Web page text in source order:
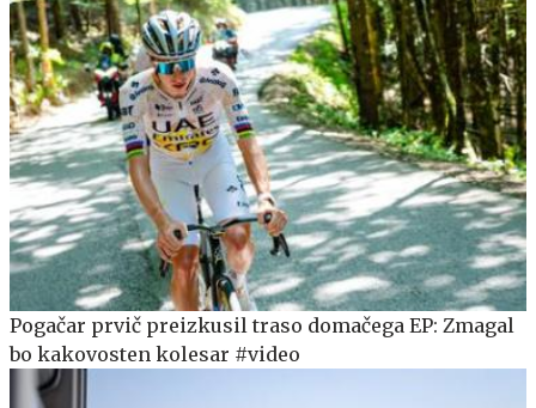
Pogačar prvič preizkusil traso domačega EP: Zmagal
bo kakovosten kolesar #video